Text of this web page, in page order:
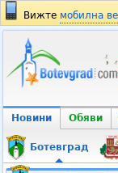
Вижте мобилна
Новини Обяви
Ботевград